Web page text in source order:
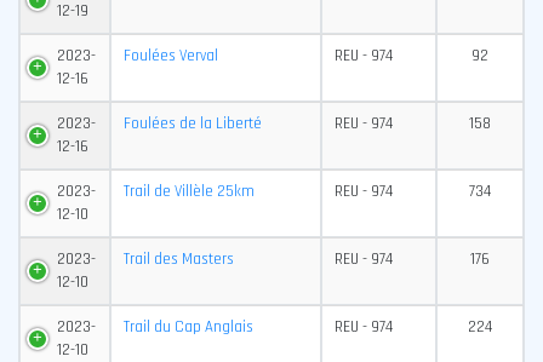
12-19
2023-
12-16
Foulées Verval REU - 974 92
2023-
12-16
Foulées de la Liberté REU - 974 158
2023-
12-10
Trail de Villèle 25km REU - 974 734
2023-
12-10
Trail des Masters REU - 974 176
2023-
12-10
Trail du Cap Anglais REU - 974 224